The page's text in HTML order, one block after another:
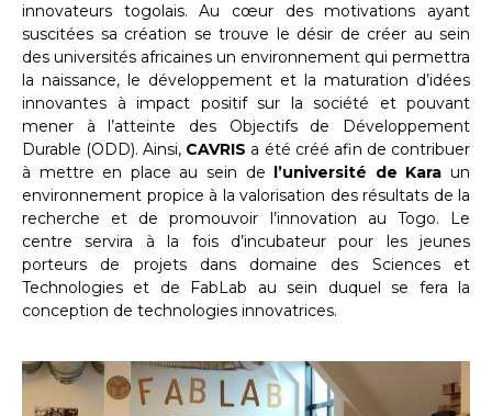
innovateurs togolais. Au cœur des motivations ayant
suscitées sa création se trouve le désir de créer au sein
des universités africaines un environnement qui permettra
la naissance, le développement et la maturation d’idées
innovantes à impact positif sur la société et pouvant
mener à l’atteinte des Objectifs de Développement
Durable (ODD). Ainsi, CAVRIS a été créé afin de contribuer
à mettre en place au sein de
l’université de Kara un
environnement propice à la valorisation des résultats de la
recherche et de promouvoir l’innovation au Togo. Le
centre servira à la fois d’incubateur pour les jeunes
porteurs de projets dans domaine des Sciences et
Technologies et de FabLab au sein duquel se fera la
conception de technologies innovatrices.